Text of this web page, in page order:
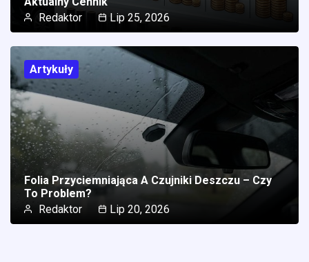
Redaktor
Lip 25, 2026
Artykuły
Folia Przyciemniająca A Czujniki Deszczu – Czy
To Problem?
Redaktor
Lip 20, 2026